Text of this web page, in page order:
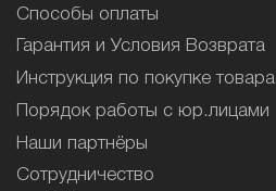
Способы оплаты
Гарантия и Условия Возврата
Инструкция по покупке товара
Порядок работы с юр.лицами
Наши партнёры
Сотрудничество